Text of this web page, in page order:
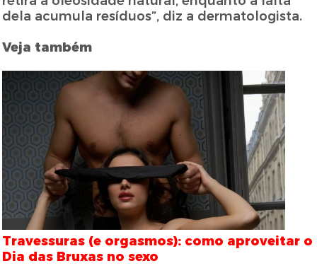
dela acumula resíduos”, diz a dermatologista.
Veja também
Travessuras (e orgasmos): como aproveitar o
Dia das Bruxas no sexo